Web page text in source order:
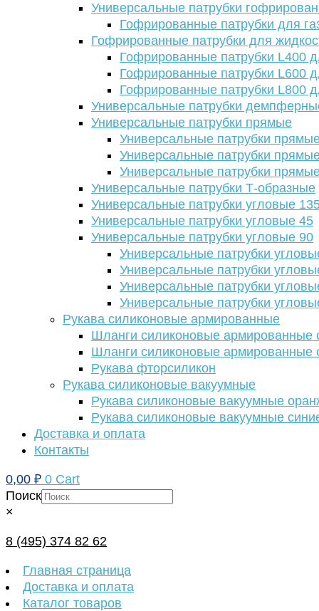
Универсальные патрубки
Гофрированные патрубки для
Гофрированные патрубки для
Гофрированные патрубки L400
Гофрированные патрубки L600
Гофрированные патрубки L800
Универсальные патрубки
Универсальные патрубки прямые
Универсальные патрубки
Универсальные патрубки
Универсальные патрубки
Универсальные патрубки Т-образные
Универсальные патрубки угловые
Универсальные патрубки угловые 45
Универсальные патрубки угловые 90
Универсальные патрубки
Универсальные патрубки
Универсальные патрубки
Универсальные патрубки
Рукава силиконовые армированные
Шланги силиконовые армированные
Шланги силиконовые армированные
Рукава фторсиликон
Рукава силиконовые вакуумные
Рукава силиконовые вакуумные
Рукава силиконовые вакуумные
Доставка и оплата
Контакты
0,00 ₽ 0 Cart
Поиск
×
8 (495) 374 82 62
Главная страница
Доставка и оплата
Каталог товаров